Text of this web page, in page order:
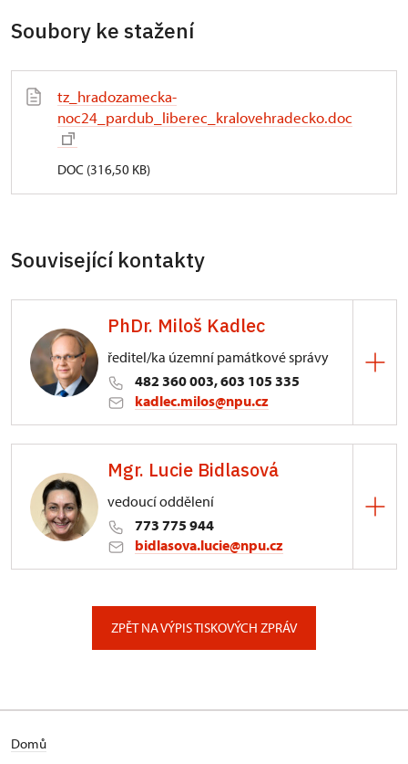
Soubory ke stažení
tz_hradozamecka-
noc24_pardub_liberec_kralovehradecko.doc
DOC (316,50 KB)
Související kontakty
PhDr. Miloš Kadlec
ředitel/ka územní památkové správy
482 360 003, 603 105 335
kadlec.milos@npu.cz
3/, Sychrov 3
Mgr. Lucie Bidlasová
vedoucí oddělení
773 775 944
bidlasova.lucie@npu.cz
ZPĚT NA VÝPIS TISKOVÝCH ZPRÁV
Domů